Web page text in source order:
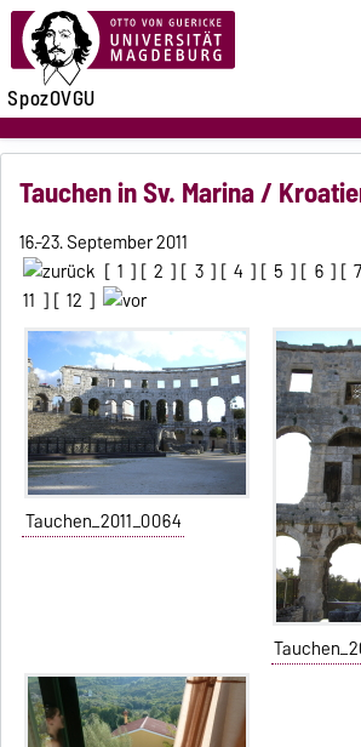
SpozOVGU
Tauchen in Sv. Marina /
16.-23. September 2011
[ 1 ] [ 2 ] [ 3 ] [ 4 ] [ 5 ] [ 6 ] [ 7
11 ] [ 12 ]
Tauchen_2011_0064